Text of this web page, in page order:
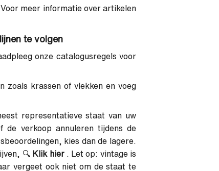
meer informatie over artikelen
te volgen
onze catalogusregels voor
zoals krassen of vlekken en voeg
representatieve staat van uw
de verkoop annuleren tijdens de
kies dan de lagere.
🔍 Klik hier. Let op: vintage is
vergeet ook niet om de staat te